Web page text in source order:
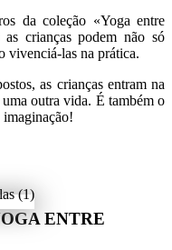
da coleção «Yoga entre
crianças podem não só
vivenciá-las na prática.
as crianças entram na
outra vida. É também o
imaginação!
ENTRE